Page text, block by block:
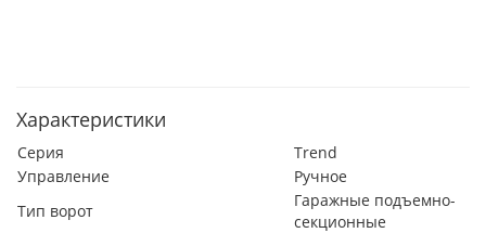
Характеристики
Серия
Trend
Управление
Ручное
Тип ворот
Гаражные подъемно-
секционные